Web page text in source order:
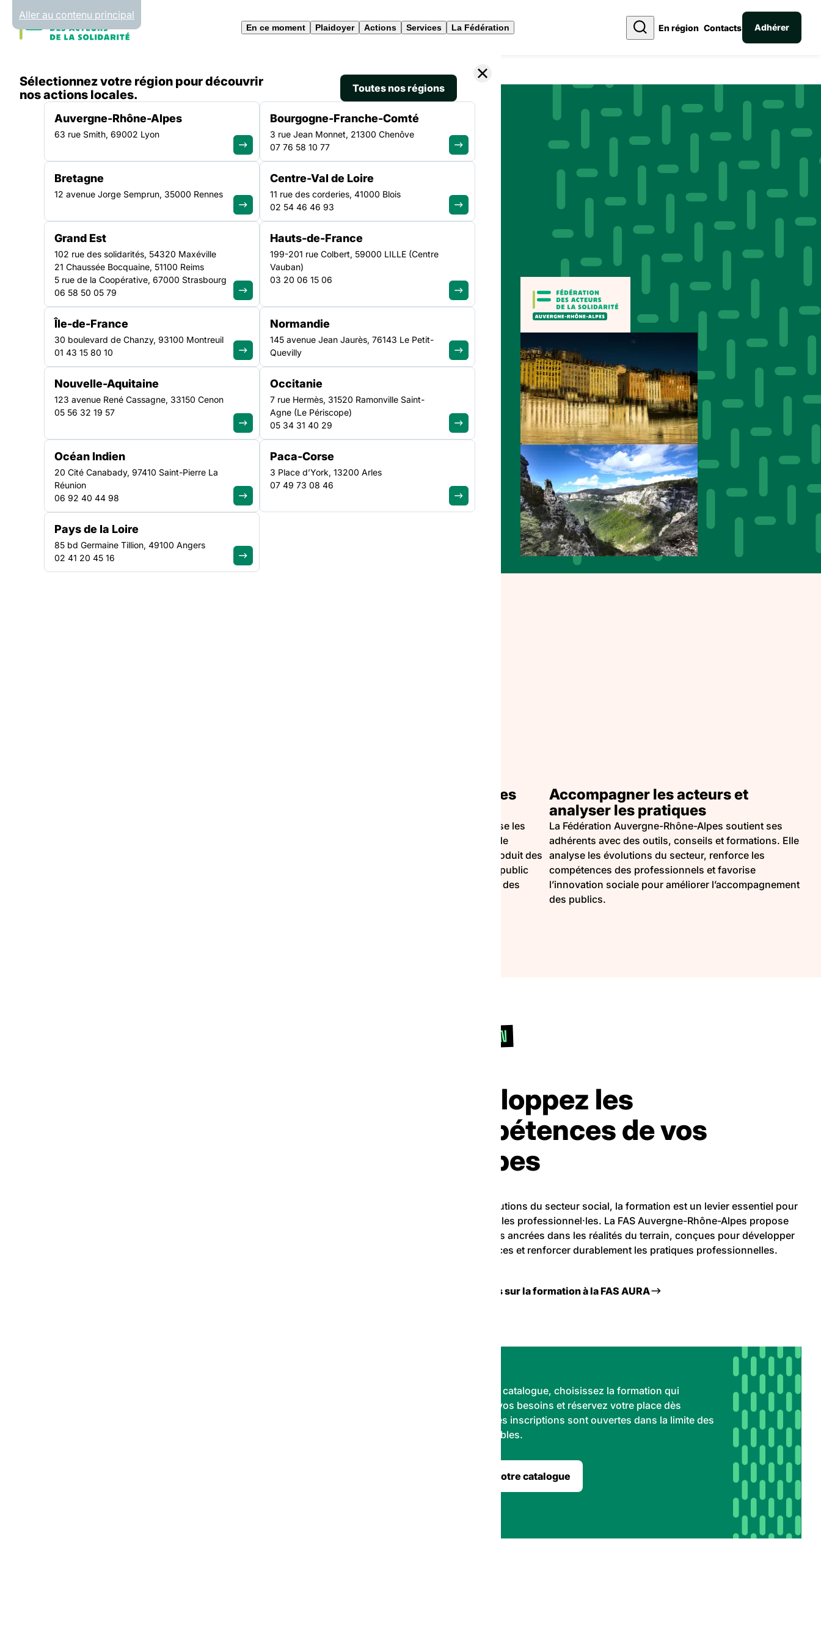
Panneau de gestion des cookies
Aller au contenu principal
En ce moment Plaidoyer Actions Services La Fédération En région Contacts Adhérer
Accueil Régions Auvergne-Rhône-Alpes
AUVERGNE-RHÔNE-ALPES
Une Fédération
mobilisée et engagée !
La Fédération des acteurs de la solidarité Auvergne-Rhône-Alpes
rassemble des associations de lutte contre les exclusions, qui accueillent
et accompagnent des personnes en situation de précarité. Elle anime un
réseau d’acteurs et actrices engagé·es pour porter des valeurs de
solidarité, elle accompagne ses adhérents et porte leur voix auprès des
institutions. Elle agit au plus près du terrain et des territoires pour défendre
ses adhérents et les droits des personnes les plus vulnérables
Découvrir nos plaidoyers
140
associations adhérentes
+ de 500
établissements et services
12
départements avec des
Mobiliser et sensibiliser sur les
La Fédération Auvergne-Rhône-Alpes valorise les
initiatives locales et sensibilise aux réalités de
l’exclusion. Elle organise des rencontres, produit des
ressources et mobilise partenaires et grand public
pour faire évoluer les regards et encourager des
Accompagner les acteurs et
analyser les pratiques
La Fédération Auvergne-Rhône-Alpes soutient ses
adhérents avec des outils, conseils et formations. Elle
analyse les évolutions du secteur, renforce les
compétences des professionnels et favorise
l’innovation sociale pour améliorer l’accompagnement
des publics.
FORMATION
Développez les
compétences de vos
équipes
Face aux évolutions du secteur social, la formation est un levier essentiel pour
accompagner les professionnel·les. La FAS Auvergne-Rhône-Alpes propose
des formations ancrées dans les réalités du terrain, conçues pour développer
les compétences et renforcer durablement les pratiques professionnelles.
En savoir plus sur la formation à la FAS AURA
Explorez notre catalogue, choisissez la formation qui
correspond à vos besoins et réservez votre place dès
aujourd’hui. Les inscriptions sont ouvertes dans la limite des
places disponibles.
Consulter notre catalogue
Sélectionnez votre région pour découvrir
nos actions locales.
Toutes nos régions
Auvergne-Rhône-Alpes
63 rue Smith, 69002 Lyon
Bourgogne-Franche-Comté
3 rue Jean Monnet, 21300 Chenôve
07 76 58 10 77
Bretagne
12 avenue Jorge Semprun, 35000 Rennes
Centre-Val de Loire
11 rue des corderies, 41000 Blois
02 54 46 46 93
Grand Est
102 rue des solidarités, 54320 Maxéville
21 Chaussée Bocquaine, 51100 Reims
5 rue de la Coopérative, 67000 Strasbourg
06 58 50 05 79
Hauts-de-France
199-201 rue Colbert, 59000 LILLE (Centre
Vauban)
03 20 06 15 06
Île-de-France
30 boulevard de Chanzy, 93100 Montreuil
01 43 15 80 10
Normandie
145 avenue Jean Jaurès, 76143 Le Petit-
Quevilly
Nouvelle-Aquitaine
123 avenue René Cassagne, 33150 Cenon
05 56 32 19 57
Occitanie
7 rue Hermès, 31520 Ramonville Saint-
Agne (Le Périscope)
05 34 31 40 29
Océan Indien
20 Cité Canabady, 97410 Saint-Pierre La
Réunion
06 92 40 44 98
Paca-Corse
3 Place d’York, 13200 Arles
07 49 73 08 46
Pays de la Loire
85 bd Germaine Tillion, 49100 Angers
02 41 20 45 16